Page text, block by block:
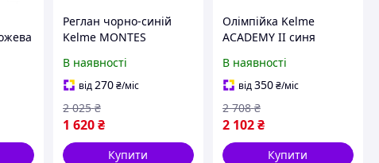
Реглан чорно-синій
Kelme MONTES
В наявності
від270 ₴/міс
1 620 ₴
2 025 ₴
Купити
Олімпійка Kelme
ACADEMY II синя
Kelme S
В наявності
від350₴/міс
2 102₴
2 708 ₴
Купити